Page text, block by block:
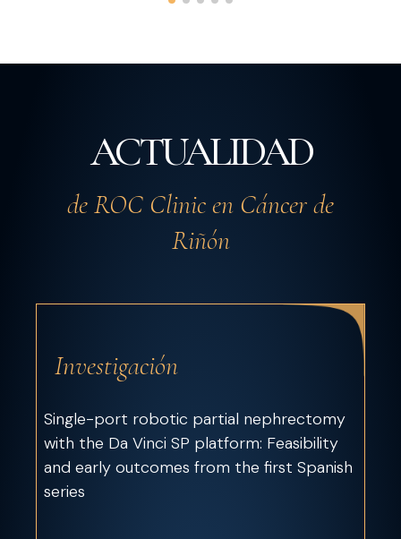
ACTUALIDAD
de ROC Clinic en Cáncer de
Riñón
Investigación
Single-port robotic partial nephrectomy
with the Da Vinci SP platform: Feasibility
and early outcomes from the first Spanish
series